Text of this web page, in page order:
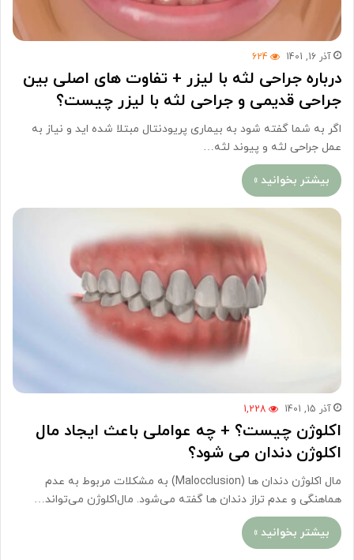
آذر 16, 1401 624
درباره جراحی لثه با لیزر + تفاوت های اصلی بین
جراحی قدیمی و جراحی لثه با لیزر چیست؟
اگر به شما گفته شود به بیماری پریودنتال مبتلا شده اید و نیاز به
عمل جراحی لثه و پیوند لثه…
بیشتر بخوانید »
آذر 15, 1401 1,228
اکلوژن چیست؟ + چه عواملی باعث ایجاد مال
اکلوژن دندان می شود؟
مال اکلوژن دندان ها (Malocclusion) به مشکلات مربوط به عدم
هماهنگی و عدم تراز دندان ها گفته می‌شود. مال‌اکلوژن می‌تواند…
بیشتر بخوانید »